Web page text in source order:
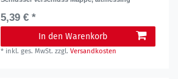
5,39 € *
In den Warenkorb
* inkl. ges. MwSt. zzgl.Versandkosten